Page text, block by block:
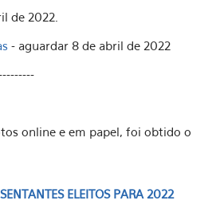
de 2022.
- aguardar 8 de abril de 2022
online e em papel, foi obtido o
ELEITOS PARA 2022